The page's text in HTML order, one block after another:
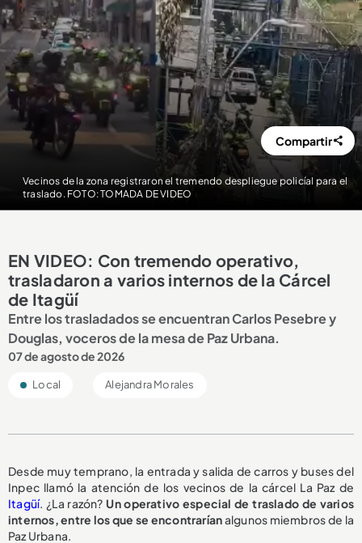
Vecinos de la zona registraron el tremendo despliegue policíal para el
traslado. FOTO: TOMADA DE VIDEO
Compartir
EN VIDEO: Con tremendo operativo,
trasladaron a varios internos de la Cárcel
de Itagüí
Entre los trasladados se encuentran Carlos Pesebre y
Douglas, voceros de la mesa de Paz Urbana.
07 de agosto de 2026
Local Alejandra Morales
Desde muy temprano, la entrada y salida de carros y buses del
Inpec llamó la atención de los vecinos de la cárcel La Paz de
Itagüí. ¿La razón? Un operativo especial de traslado de varios
internos, entre los que se encontraríanalgunos miembros de la
Paz Urbana.